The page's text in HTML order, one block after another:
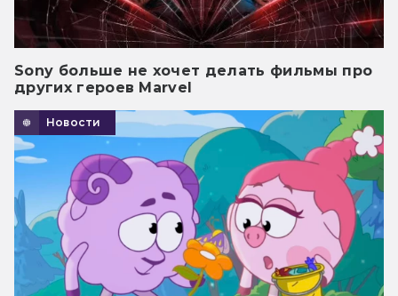
Sony больше не хочет делать фильмы про
других героев Marvel
Новости